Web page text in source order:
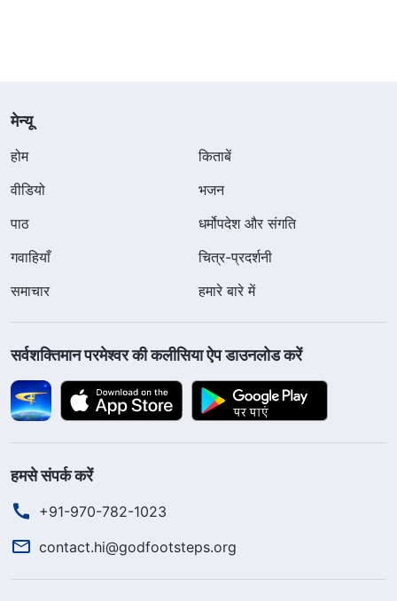
मेन्यू
होम
किताबें
वीडियो
भजन
पाठ
धर्मोपदेश और संगति
गवाहियाँ
चित्र-प्रदर्शनी
समाचार
हमारे बारे में
सर्वशक्तिमान परमेश्वर की कलीसिया ऐप डाउनलोड करें
हमसे संपर्क करें
+91-970-782-1023
contact.hi@godfootsteps.org